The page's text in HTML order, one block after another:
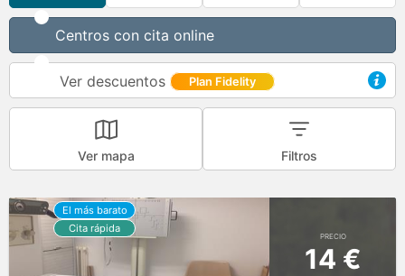
Centros con cita online
Ver descuentos Plan Fidelity
Ver mapa Filtros
PRECIO
14 €